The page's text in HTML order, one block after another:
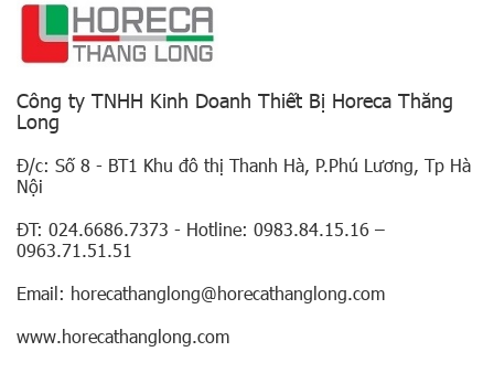
Công ty TNHH Kinh Doanh Thiết Bị Horeca Thăng
Long
Đ/c: Số 8 - BT1 Khu đô thị Thanh Hà, P.Phú Lương, Tp Hà
Nội
ĐT: 024.6686.7373 - Hotline: 0983.84.15.16 –
0963.71.51.51
Email: horecathanglong@horecathanglong.com
www.horecathanglong.com